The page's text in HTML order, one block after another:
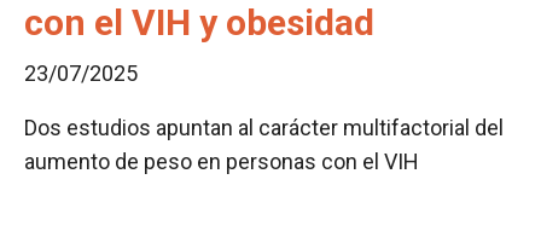
con el VIH y obesidad
23/07/2025
Dos estudios apuntan al carácter multifactorial del
aumento de peso en personas con el VIH